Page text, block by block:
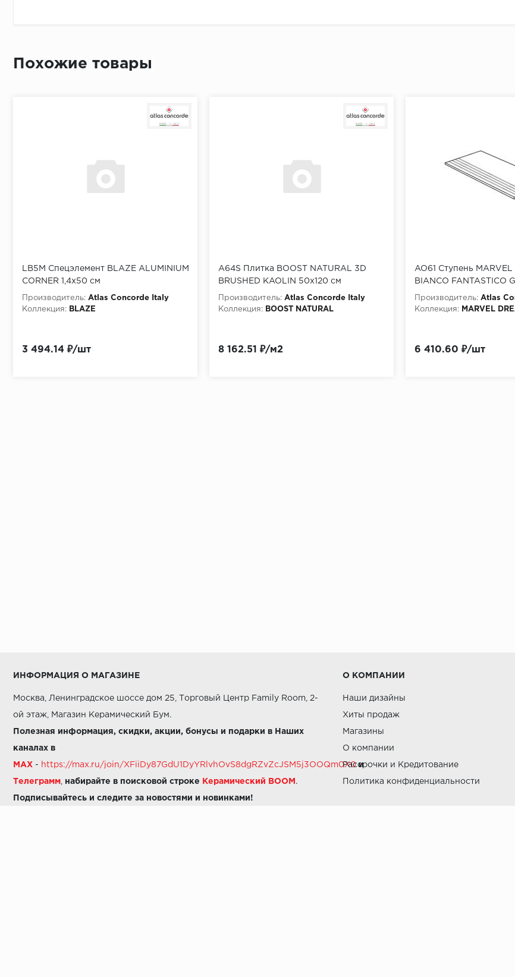
Высокая вероятность одобрения: до 95%
Похожие товары
LB5M Спецэлемент BLAZE ALUMINIUM
CORNER 1,4x50 см
Производитель: Atlas Concorde Italy
Коллекция:
BLAZE
3 494.14 ₽/шт
A64S Плитка BOOST NATURAL 3D
BRUSHED KAOLIN 50x120 см
Производитель: Atlas Concorde Italy
Коллекция:
BOOST NATURAL
8 162.51 ₽/м2
AO61 Ступень MARVEL
BIANCO FANTASTICO
37,5x75 см
Производитель: Atlas
Коллекция:
MARVEL
6 410.60 ₽/шт
ИНФОРМАЦИЯ О МАГАЗИНЕ
Москва, Ленинградское шоссе дом 25, Торговый Центр Family Room, 2-
ой этаж, Магазин Керамический Бум.
Полезная информация, скидки, акции, бонусы и подарки в Наших
каналах в
MAX - https://max.ru/join/XFiiDy87GdU1DyYRlvhOvS8dgRZvZcJSM5j3OOQm0X0 и
Телеграмм набирайте в поисковой строке Керамический BOOM .
Подписывайтесь и следите за новостями и новинками!
О КОМПАНИИ
Наши дизайны
Хиты продаж
Магазины
О компании
Рассрочки и Кредитование
Политика конфиденциальности